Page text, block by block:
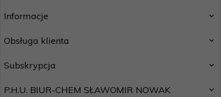
Informacje
Obsługa klienta
Subskrypcja
P.H.U. BIUR-CHEM SŁAWOMIR NOWAK